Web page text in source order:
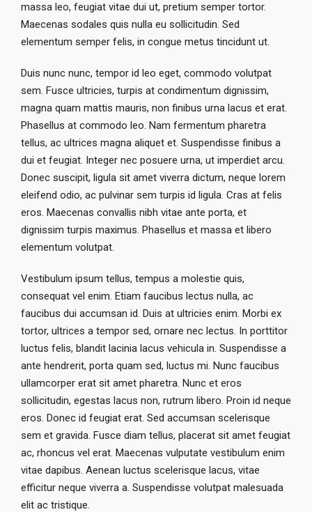
massa leo, feugiat vitae dui ut, pretium semper tortor.
Maecenas sodales quis nulla eu sollicitudin. Sed
elementum semper felis, in congue metus tincidunt ut.
Duis nunc nunc, tempor id leo eget, commodo volutpat
sem. Fusce ultricies, turpis at condimentum dignissim,
magna quam mattis mauris, non finibus urna lacus et erat.
Phasellus at commodo leo. Nam fermentum pharetra
tellus, ac ultrices magna aliquet et. Suspendisse finibus a
dui et feugiat. Integer nec posuere urna, ut imperdiet arcu.
Donec suscipit, ligula sit amet viverra dictum, neque lorem
eleifend odio, ac pulvinar sem turpis id ligula. Cras at felis
eros. Maecenas convallis nibh vitae ante porta, et
dignissim turpis maximus. Phasellus et massa et libero
elementum volutpat.
Vestibulum ipsum tellus, tempus a molestie quis,
consequat vel enim. Etiam faucibus lectus nulla, ac
faucibus dui accumsan id. Duis at ultricies enim. Morbi ex
tortor, ultrices a tempor sed, ornare nec lectus. In porttitor
luctus felis, blandit lacinia lacus vehicula in. Suspendisse a
ante hendrerit, porta quam sed, luctus mi. Nunc faucibus
ullamcorper erat sit amet pharetra. Nunc et eros
sollicitudin, egestas lacus non, rutrum libero. Proin id neque
eros. Donec id feugiat erat. Sed accumsan scelerisque
sem et gravida. Fusce diam tellus, placerat sit amet feugiat
ac, rhoncus vel erat. Maecenas vulputate vestibulum enim
vitae dapibus. Aenean luctus scelerisque lacus, vitae
efficitur neque viverra a. Suspendisse volutpat malesuada
elit ac tristique.